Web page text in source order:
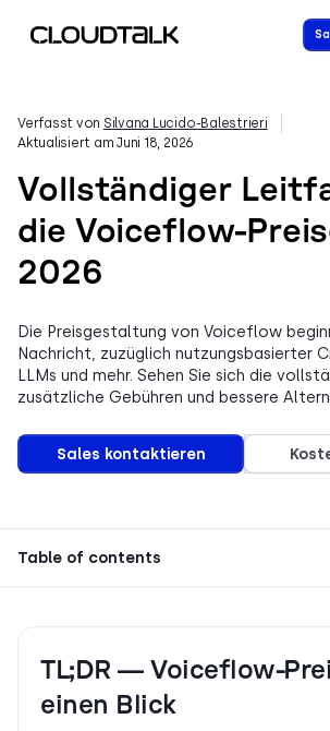
Verfasst von Silvana Lucido-Balestrieri
Aktualisiert am Juni 18, 2026
Vollständiger
die Voiceflow-
2026
Die Preisgestaltung von Voiceflow
Nachricht, zuzüglich nutzungsbasierter
LLMs und mehr. Sehen Sie sich die
zusätzliche Gebühren und bessere
Sales kontaktieren
Table of contents
TL;DR — Voiceflow-
einen Blick